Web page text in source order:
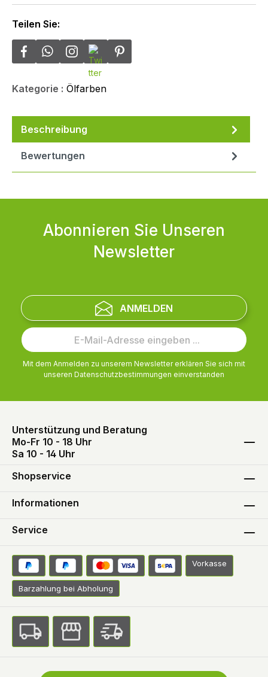
Teilen Sie:
Kategorie : Ölfarben
Beschreibung
Bewertungen
Abonnieren Sie Unseren
Newsletter
ANMELDEN
Mit dem Anmelden zu unserem Newsletter erklären Sie sich mit
unseren Datenschutzbestimmungen einverstanden
Unterstützung und Beratung
Mo-Fr 10 - 18 Uhr
Sa 10 - 14 Uhr
Shopservice
Informationen
Service
Vorkasse
Barzahlung bei Abholung